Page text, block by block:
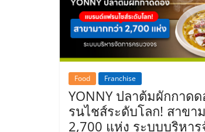
แฟ
รน
ไชส์,
รวม
Food Franchise
YONNY ปลาต้มผักกาด
รนไชส์ระดับโลก! สาขา
2,700 แห่ง ระบบบริหา